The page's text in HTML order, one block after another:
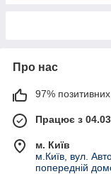
Про нас
97% позитивних
Працює з
м. Київ
м.Київ, вул.
попередній